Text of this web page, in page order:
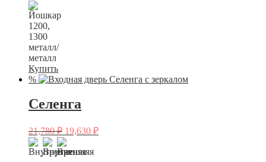
Купить
%
Селенга
21,780₽ 19,630 ₽